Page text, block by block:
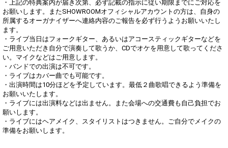
・上記の特典案内が届き次第、必ず記載の指示に従い期限までにご対応を
お願いします。またSHOWROOMオフィシャルアカウントの方は、自身の
所属するオーガナイザーへ連絡内容のご報告を必ず行うようお願いいたし
ます。
・ライブ当日はフォークギター、あるいはアコースティックギターなどを
ご用意いただき自分で演奏して歌うか、CDでオケを用意して歌ってくださ
い。マイクなどはご用意します。
・バンドでの出演は不可です。
・ライブはカバー曲でも可能です。
・出演時間は10分ほどを予定しています。最低２曲歌唱できるよう準備を
お願いいたします。
・ライブには出演料などは出ません。また会場への交通費も自己負担でお
願いします。
・ライブにはヘアメイク、スタイリストはつきません。ご自分でメイクの
準備をお願いします。